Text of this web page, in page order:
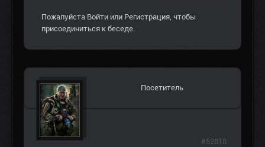
Пожалуйста Войти или Регистрация, чтобы
присоединиться к беседе.
Посетитель
#52818